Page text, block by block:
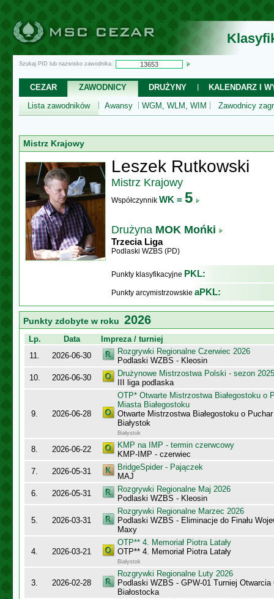
Szukaj PID lub nazwisko zawodnika:
CEZAR ZAWODNICY DRUŻYNY
KALENDARZ I
Lista zawodników
Awansy WGM, WLM, WIM Zawodnicy
Mistrz Krajowy
Leszek Rutkowski
Mistrz Krajowy
Współczynnik WK = 5
Drużyna MOK Mońki
Trzecia Liga
Podlaski WZBS (PD)
Punkty klasyfikacyjne PKL:
Punkty arcymistrzowskie aPKL:
Punkty zdobyte w roku 2026
Lp. Data
Impreza / turniej
11.
2026-06-30
Rozgrywki Regionalne Czerwiec 2026
Podlaski WZBS - Kleosin
10.
2026-06-30
Drużynowe Mistrzostwa Polski - sezon
III liga podlaska
9. 2026-06-28
OTP* Otwarte Mistrzostwa Białegostoku o
Miasta Białegostoku
Otwarte Mistrzostwa Białegostoku o
Białystok
Białystok
8. 2026-06-22
KMP na IMP - termin czerwcowy
KMP-IMP - czerwiec
7.
2026-05-31
BridgeSpider - Pajączek
MAJ
6.
2026-05-31
Rozgrywki Regionalne Maj 2026
Podlaski WZBS - Kleosin
5. 2026-03-31
Rozgrywki Regionalne Marzec 2026
Podlaski WZBS - Eliminacje do Finału
Maxy
4. 2026-03-21
OTP** 4. Memoriał Piotra Latały
OTP** 4. Memoriał Piotra Latały
Białystok
3. 2026-02-28
Rozgrywki Regionalne Luty 2026
Podlaski WZBS - GPW-01 Turniej Otwarcia
Białostocka